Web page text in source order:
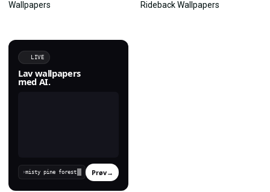
LIVE
Lav wallpapers
med AI.
› Prøv→